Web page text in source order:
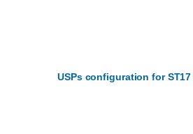
USPs configuration for